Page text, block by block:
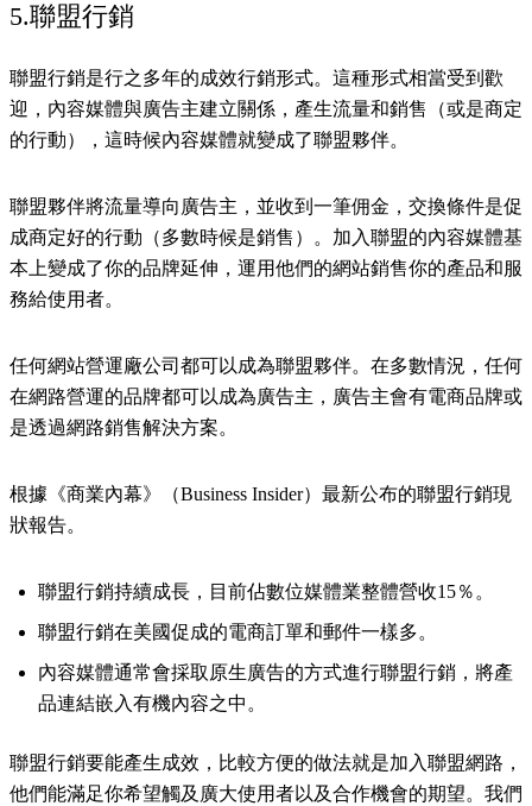
5.聯盟行銷
聯盟行銷是行之多年的成效行銷形式。這種形式相當受到歡
迎，內容媒體與廣告主建立關係，產生流量和銷售（或是商定
的行動），這時候內容媒體就變成了聯盟夥伴。
聯盟夥伴將流量導向廣告主，並收到一筆佣金，交換條件是促
成商定好的行動（多數時候是銷售）。加入聯盟的內容媒體基
本上變成了你的品牌延伸，運用他們的網站銷售你的產品和服
務給使用者。
任何網站營運廠公司都可以成為聯盟夥伴。在多數情況，任何
在網路營運的品牌都可以成為廣告主，廣告主會有電商品牌或
是透過網路銷售解決方案。
根據《商業內幕》（Business Insider）最新公布的聯盟行銷現
狀報告。
聯盟行銷持續成長，目前佔數位媒體業整體營收15％。
聯盟行銷在美國促成的電商訂單和郵件一樣多。
內容媒體通常會採取原生廣告的方式進行聯盟行銷，將產
品連結嵌入有機內容之中。
聯盟行銷要能產生成效，比較方便的做法就是加入聯盟網路，
他們能滿足你希望觸及廣大使用者以及合作機會的期望。我們